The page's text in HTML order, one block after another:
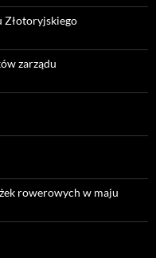
Złotoryjskiego
zarządu
rowerowych w maju